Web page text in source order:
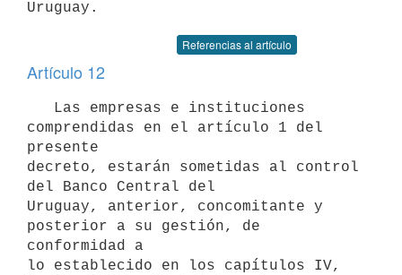
Referencias al artículo
Artículo 12
comprendidas en el artículo 1 del
presente
decreto, estarán sometidas al control
del Banco Central del
Uruguay, anterior, concomitante y
posterior a su gestión, de
conformidad a
lo establecido en los capítulos IV,